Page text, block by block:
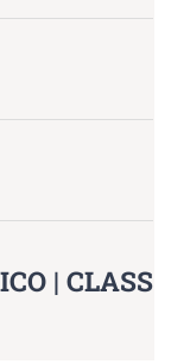
| CLASS